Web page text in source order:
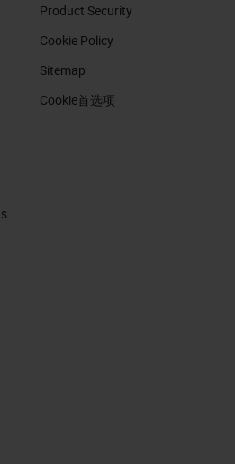
Product Security
Cookie Policy
Sitemap
Cookie首选项